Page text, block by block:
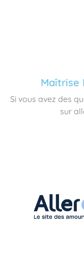
Maîtrise
Si vous avez des
sur